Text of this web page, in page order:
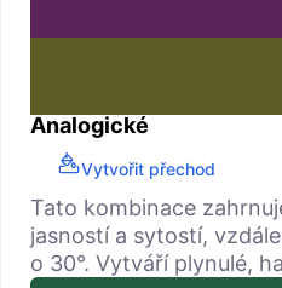
Analogické
Vytvořit přechod
Tato kombinace
jasností a sytostí,
o 30°. Vytváří plynulé,